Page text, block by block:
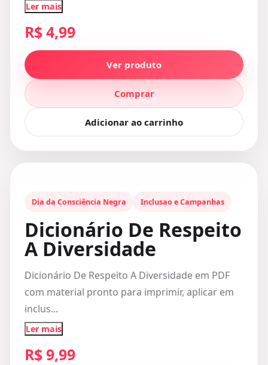
Ler mais
R$ 4,99
Ver produto
Comprar
Adicionar ao carrinho
Dia da Consciência Negra Inclusao e Campanhas
Dicionário De Respeito
A Diversidade
Dicionário De Respeito A Diversidade em PDF
com material pronto para imprimir, aplicar em
inclus...
Ler mais
R$ 9,99